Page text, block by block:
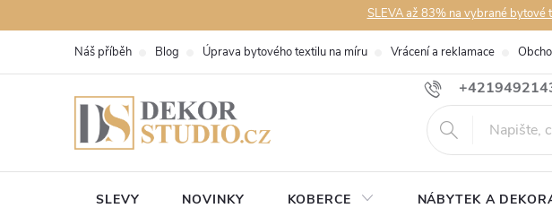
na
SLEVA až 83% na vybrané
Náš příběh Blog Úprava bytového textilu na míru Vrácení a reklamace
SLEVY NOVINKY KOBERCE NÁBYTEK A